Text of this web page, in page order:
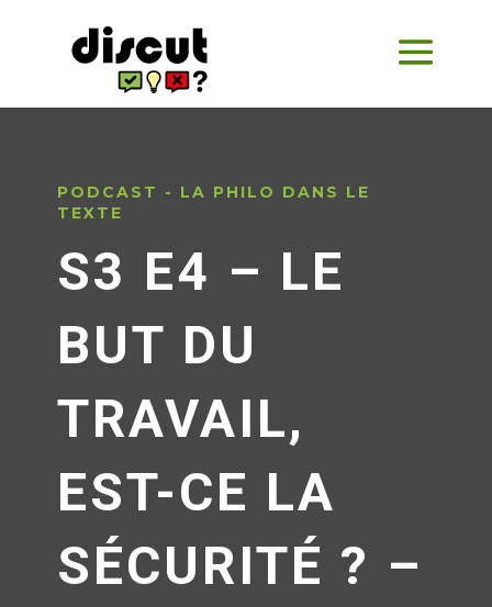
PODCAST - LA PHILO DANS LE
TEXTE
S3 E4 – LE
BUT DU
TRAVAIL,
EST-CE LA
SÉCURITÉ ? –